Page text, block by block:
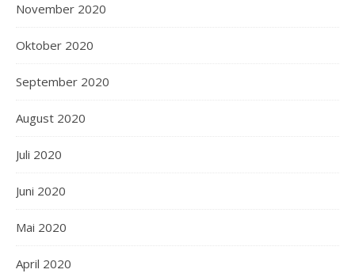
November 2020
Oktober 2020
September 2020
August 2020
Juli 2020
Juni 2020
Mai 2020
April 2020